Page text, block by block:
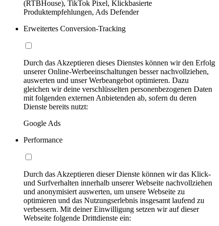
(RTBHouse), TikTok Pixel, Klickbasierte
Produktempfehlungen, Ads Defender
Erweitertes Conversion-Tracking
Durch das Akzeptieren dieses Dienstes können wir den Erfolg
unserer Online-Werbeeinschaltungen besser nachvollziehen,
auswerten und unser Werbeangebot optimieren. Dazu
gleichen wir deine verschlüsselten personenbezogenen Daten
mit folgenden externen Anbietenden ab, sofern du deren
Dienste bereits nutzt:
Google Ads
Performance
Durch das Akzeptieren dieser Dienste können wir das Klick-
und Surfverhalten innerhalb unserer Webseite nachvollziehen
und anonymisiert auswerten, um unsere Webseite zu
optimieren und das Nutzungserlebnis insgesamt laufend zu
verbessern. Mit deiner Einwilligung setzen wir auf dieser
Webseite folgende Drittdienste ein: